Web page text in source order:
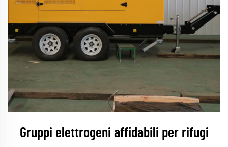
Gruppi elettrogeni affidabili per rifugi